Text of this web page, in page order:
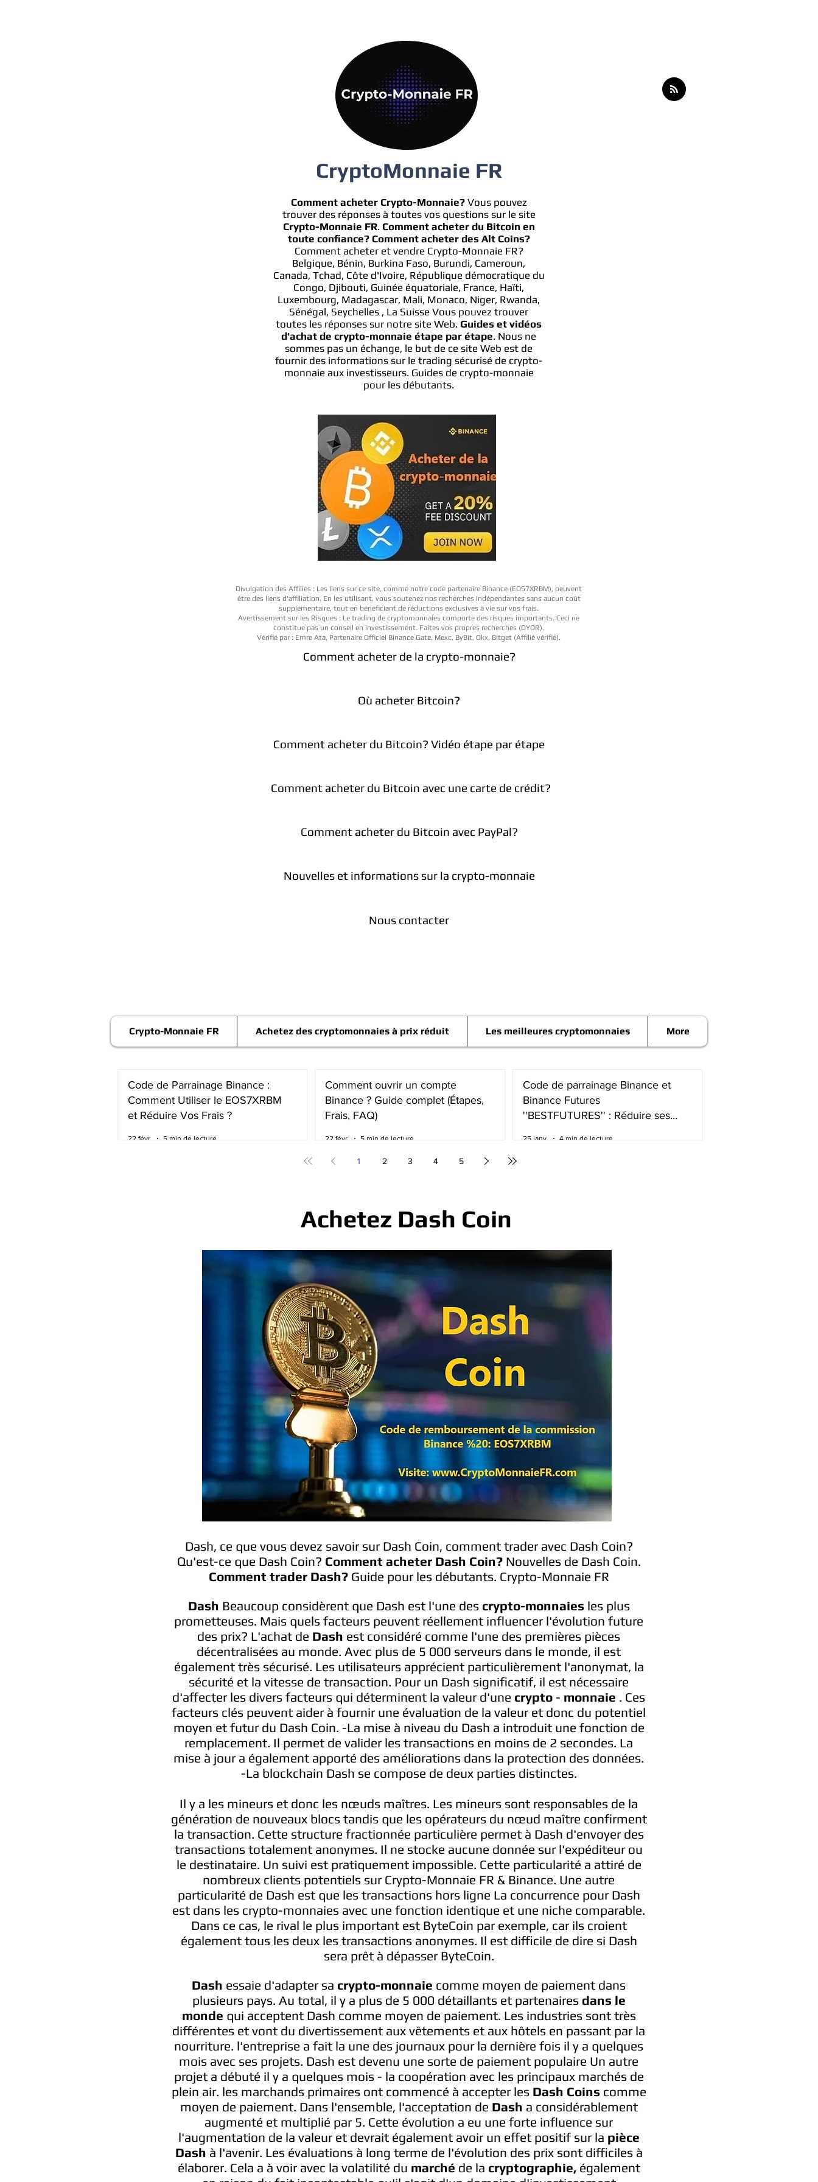
CryptoMonnaie FR
Comment acheter Crypto-Monnaie?Vous pouvez
trouver des réponses à toutes vos questions sur le site
Crypto-Monnaie FR. Comment acheter du Bitcoin en
toute confiance? Comment acheter des Alt Coins?
Comment acheter et vendre Crypto-Monnaie FR?
Belgique, Bénin, Burkina Faso, Burundi, Cameroun,
Canada, Tchad, Côte d'Ivoire, République démocratique du
Congo, Djibouti, Guinée équatoriale, France, Haïti,
Luxembourg, Madagascar, Mali, Monaco, Niger, Rwanda,
Sénégal, Seychelles , La Suisse Vous pouvez trouver
toutes les réponses sur notre site Web. Guides et vidéos
d'achat de crypto-monnaie étape par étape. Nous ne
sommes pas un échange, le but de ce site Web est de
fournir des informations sur le trading sécurisé de crypto-
monnaie aux investisseurs. Guides de crypto-monnaie
pour les débutants.
Divulgation des Affiliés : Les liens sur ce site, comme notre code partenaire Binance (EOS7XRBM), peuvent
être des liens d'affiliation. En les utilisant, vous soutenez nos recherches indépendantes sans aucun coût
supplémentaire, tout en bénéficiant de réductions exclusives à vie sur vos frais.
Avertissement sur les Risques : Le trading de cryptomonnaies comporte des risques importants. Ceci ne
constitue pas un conseil en investissement. Faites vos propres recherches (DYOR).
Vérifié par : Emre Ata, Partenaire Officiel Binance Gate, Mexc, ByBit, Okx, Bitget (Affilié vérifié).
Comment acheter de la crypto-monnaie?
Où acheter Bitcoin?
Comment acheter du Bitcoin? Vidéo étape par étape
Comment acheter du Bitcoin avec une carte de crédit?
Comment acheter du Bitcoin avec PayPal?
Nouvelles et informations sur la crypto-monnaie
Nous contacter
Crypto-Monnaie FR Achetez des cryptomonnaies à prix réduit Les meilleures cryptomonnaies More
Code de Parrainage Binance :
Comment Utiliser le EOS7XRBM
et Réduire Vos Frais ?
22 févr. 5 min de lecture
Comment ouvrir un compte
Binance ? Guide complet (Étapes,
Frais, FAQ)
22 févr. 5 min de lecture
Code de parrainage Binance et
Binance Futures
''BESTFUTURES'' : Réduire ses
25 janv. 4 min de lecture
1 2 3 4 5
Achetez Dash Coin
Dash, ce que vous devez savoir sur Dash Coin, comment trader avec Dash Coin?
Qu'est-ce que Dash Coin? Comment acheter Dash Coin?Nouvelles de Dash Coin.
Comment trader Dash?Guide pour les débutants. Crypto-Monnaie FR
Dash Beaucoup considèrent que Dash est l'une des crypto-monnaies les plus
prometteuses. Mais quels facteurs peuvent réellement influencer l'évolution future
des prix? L'achat de Dash est considéré comme l'une des premières pièces
décentralisées au monde. Avec plus de 5 000 serveurs dans le monde, il est
également très sécurisé. Les utilisateurs apprécient particulièrement l'anonymat, la
sécurité et la vitesse de transaction. Pour un Dash significatif, il est nécessaire
d'affecter les divers facteurs qui déterminent la valeur d'une crypto - monnaie . Ces
facteurs clés peuvent aider à fournir une évaluation de la valeur et donc du potentiel
moyen et futur du Dash Coin. -La mise à niveau du Dash a introduit une fonction de
remplacement. Il permet de valider les transactions en moins de 2 secondes. La
mise à jour a également apporté des améliorations dans la protection des données.
-La blockchain Dash se compose de deux parties distinctes.
Il y a les mineurs et donc les nœuds maîtres. Les mineurs sont responsables de la
génération de nouveaux blocs tandis que les opérateurs du nœud maître confirment
la transaction. Cette structure fractionnée particulière permet à Dash d'envoyer des
transactions totalement anonymes. Il ne stocke aucune donnée sur l'expéditeur ou
le destinataire. Un suivi est pratiquement impossible. Cette particularité a attiré de
nombreux clients potentiels sur Crypto-Monnaie FR & Binance. Une autre
particularité de Dash est que les transactions hors ligne La concurrence pour Dash
est dans les crypto-monnaies avec une fonction identique et une niche comparable.
Dans ce cas, le rival le plus important est ByteCoin par exemple, car ils croient
également tous les deux les transactions anonymes. Il est difficile de dire si Dash
sera prêt à dépasser ByteCoin.
Dash essaie d'adapter sa crypto-monnaie comme moyen de paiement dans
plusieurs pays. Au total, il y a plus de 5 000 détaillants et partenaires dans le
monde qui acceptent Dash comme moyen de paiement. Les industries sont très
différentes et vont du divertissement aux vêtements et aux hôtels en passant par la
nourriture. l'entreprise a fait la une des journaux pour la dernière fois il y a quelques
mois avec ses projets. Dash est devenu une sorte de paiement populaire Un autre
projet a débuté il y a quelques mois - la coopération avec les principaux marchés de
plein air. les marchands primaires ont commencé à accepter les Dash Coins comme
moyen de paiement. Dans l'ensemble, l'acceptation de Dash a considérablement
augmenté et multiplié par 5. Cette évolution a eu une forte influence sur
l'augmentation de la valeur et devrait également avoir un effet positif sur la pièce
Dash à l'avenir. Les évaluations à long terme de l'évolution des prix sont difficiles à
élaborer. Cela a à voir avec la volatilité du marché de la cryptographie,également